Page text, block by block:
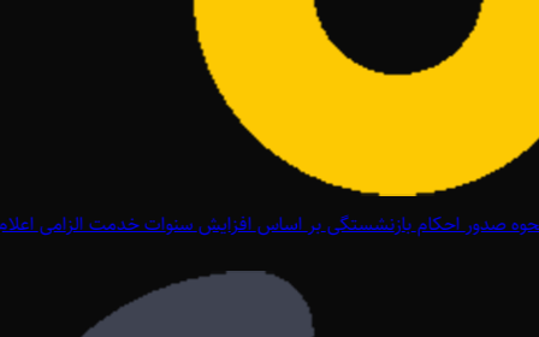
صدور احکام بازنشستگی بر اساس افزایش سنوات خدمت الزامی اعلام